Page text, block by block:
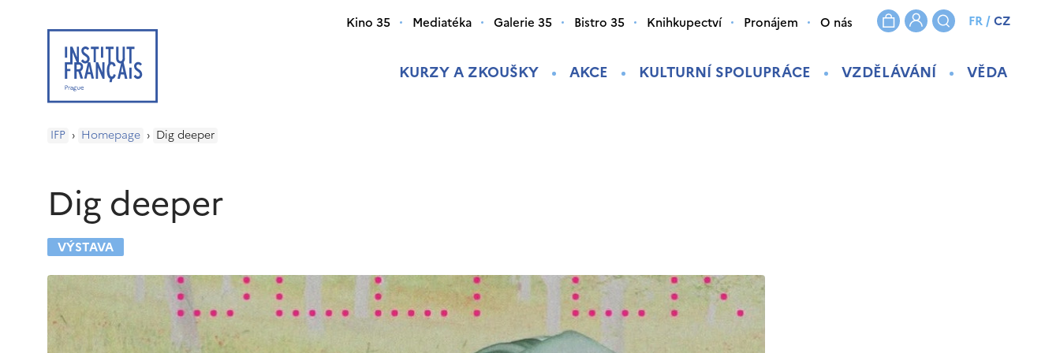
KURZY A ZKOUŠKY AKCE KULTURNÍ SPOLUPRÁCE VZDĚLÁVÁNÍ VĚDA
Kino 35 Mediatéka Galerie 35 Bistro 35 Knihkupectví Pronájem O nás FR/CZ
IFP › Homepage › Dig deeper
Dig deeper
VÝSTAVA